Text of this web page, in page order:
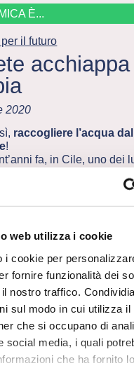
web utilizza i cookie
i cookie per
fornire funzionalità dei
nostro traffico.
sul modo in cui utilizza
che si occupano di
social media, i quali
che ha fornito
È...
il futuro
acchiappa
2020
raccogliere l’acqua
!
fa, in Cile, uno dei
nebbia”
tratta? Di unarete che,
le gocce d’acqua nelle
la nebbia in acqua
trattata e raccolta poi
degli abitanti dei
meglio nel dettaglio di
si tratta di un centinaio
4 metri di altezza